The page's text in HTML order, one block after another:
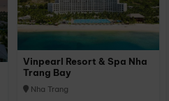
Vinpearl Resort & Spa Nha
Trang Bay
Nha Trang